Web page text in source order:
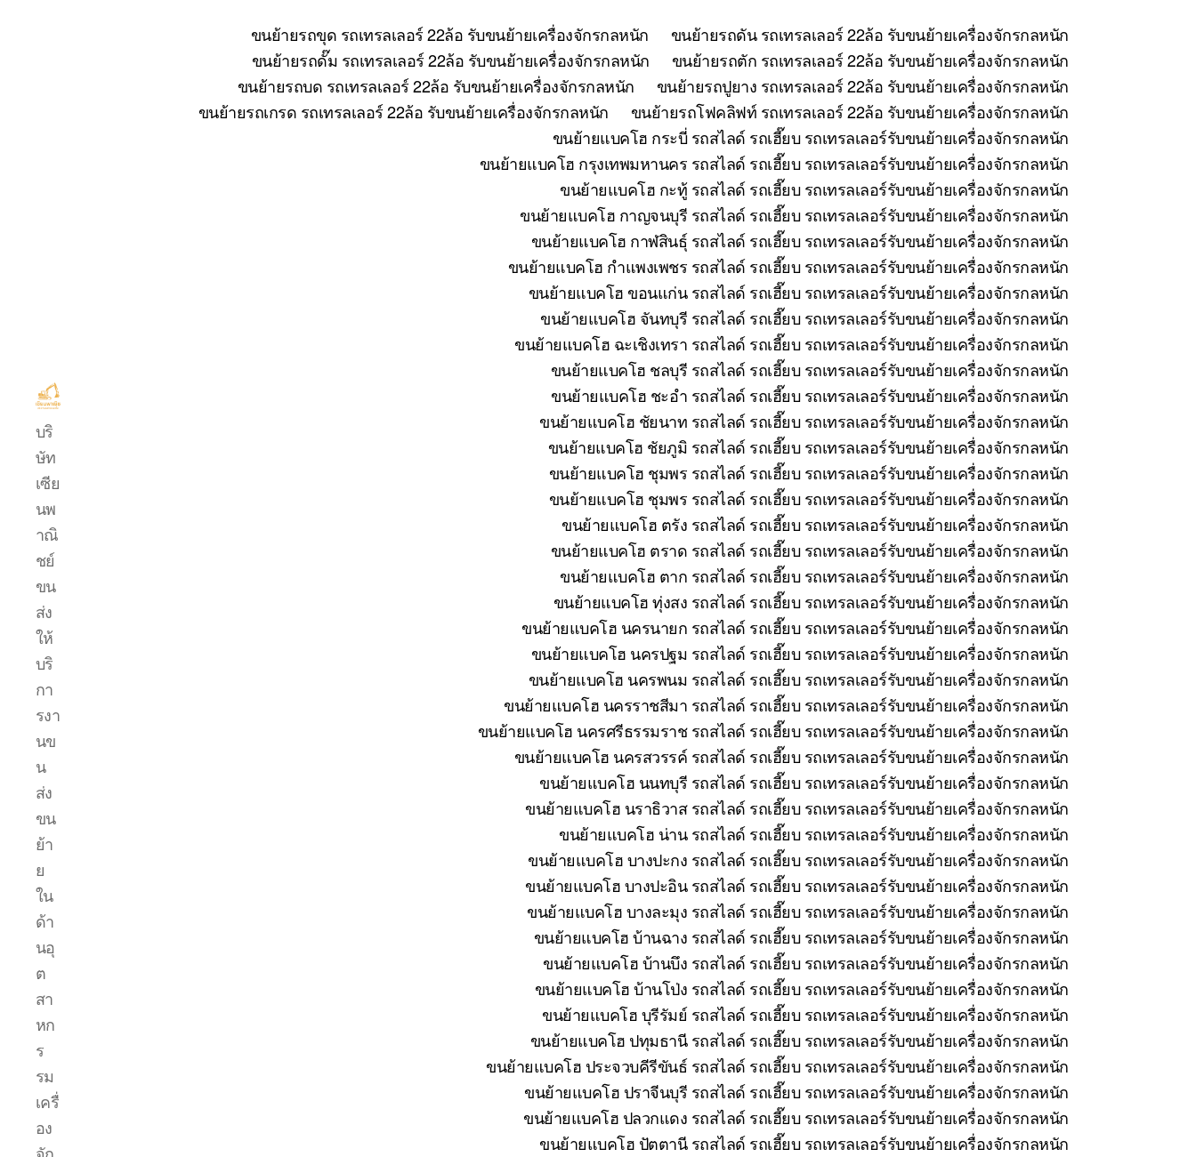
บริการ
ขน
ย้าย
รถ
แบค
โฮ.com
บริ
ษัท
เซีย
นพ
าณิ
ชย์
ขน
ส่ง
ให้
บริ
กา
รงา
นข
น
ส่ง
ขน
ย้า
ย
ใน
ด้า
นอุ
ต
สา
หก
ร
รม
เครื่
อง
จัก
ขนย้ายรถขุด รถเทรลเลอร์ 22ล้อ รับขนย้ายเครื่องจักรกลหนัก
ขนย้ายรถดัน รถเทรลเลอร์ 22ล้อ รับขนย้ายเครื่องจักรกลหนัก
ขนย้ายรถดั๊ม รถเทรลเลอร์ 22ล้อ รับขนย้ายเครื่องจักรกลหนัก
ขนย้ายรถตัก รถเทรลเลอร์ 22ล้อ รับขนย้ายเครื่องจักรกลหนัก
ขนย้ายรถบด รถเทรลเลอร์ 22ล้อ รับขนย้ายเครื่องจักรกลหนัก
ขนย้ายรถปูยาง รถเทรลเลอร์ 22ล้อ รับขนย้ายเครื่องจักรกลหนัก
ขนย้ายรถเกรด รถเทรลเลอร์ 22ล้อ รับขนย้ายเครื่องจักรกลหนัก
ขนย้ายรถโฟคลิฟท์ รถเทรลเลอร์ 22ล้อ รับขนย้ายเครื่องจักรกลหนัก
ขนย้ายแบคโฮ กระบี่ รถสไลด์ รถเฮี๊ยบ รถเทรลเลอร์รับขนย้ายเครื่องจักรกลหนัก
ขนย้ายแบคโฮ กรุงเทพมหานคร รถสไลด์ รถเฮี๊ยบ รถเทรลเลอร์รับขนย้ายเครื่องจักรกลหนัก
ขนย้ายแบคโฮ กะทู้ รถสไลด์ รถเฮี๊ยบ รถเทรลเลอร์รับขนย้ายเครื่องจักรกลหนัก
ขนย้ายแบคโฮ กาญจนบุรี รถสไลด์ รถเฮี๊ยบ รถเทรลเลอร์รับขนย้ายเครื่องจักรกลหนัก
ขนย้ายแบคโฮ กาฬสินธุ์ รถสไลด์ รถเฮี๊ยบ รถเทรลเลอร์รับขนย้ายเครื่องจักรกลหนัก
ขนย้ายแบคโฮ กำแพงเพชร รถสไลด์ รถเฮี๊ยบ รถเทรลเลอร์รับขนย้ายเครื่องจักรกลหนัก
ขนย้ายแบคโฮ ขอนแก่น รถสไลด์ รถเฮี๊ยบ รถเทรลเลอร์รับขนย้ายเครื่องจักรกลหนัก
ขนย้ายแบคโฮ จันทบุรี รถสไลด์ รถเฮี๊ยบ รถเทรลเลอร์รับขนย้ายเครื่องจักรกลหนัก
ขนย้ายแบคโฮ ฉะเชิงเทรา รถสไลด์ รถเฮี๊ยบ รถเทรลเลอร์รับขนย้ายเครื่องจักรกลหนัก
ขนย้ายแบคโฮ ชลบุรี รถสไลด์ รถเฮี๊ยบ รถเทรลเลอร์รับขนย้ายเครื่องจักรกลหนัก
ขนย้ายแบคโฮ ชะอำ รถสไลด์ รถเฮี๊ยบ รถเทรลเลอร์รับขนย้ายเครื่องจักรกลหนัก
ขนย้ายแบคโฮ ชัยนาท รถสไลด์ รถเฮี๊ยบ รถเทรลเลอร์รับขนย้ายเครื่องจักรกลหนัก
ขนย้ายแบคโฮ ชัยภูมิ รถสไลด์ รถเฮี๊ยบ รถเทรลเลอร์รับขนย้ายเครื่องจักรกลหนัก
ขนย้ายแบคโฮ ชุมพร รถสไลด์ รถเฮี๊ยบ รถเทรลเลอร์รับขนย้ายเครื่องจักรกลหนัก
ขนย้ายแบคโฮ ชุมพร รถสไลด์ รถเฮี๊ยบ รถเทรลเลอร์รับขนย้ายเครื่องจักรกลหนัก
ขนย้ายแบคโฮ ตรัง รถสไลด์ รถเฮี๊ยบ รถเทรลเลอร์รับขนย้ายเครื่องจักรกลหนัก
ขนย้ายแบคโฮ ตราด รถสไลด์ รถเฮี๊ยบ รถเทรลเลอร์รับขนย้ายเครื่องจักรกลหนัก
ขนย้ายแบคโฮ ตาก รถสไลด์ รถเฮี๊ยบ รถเทรลเลอร์รับขนย้ายเครื่องจักรกลหนัก
ขนย้ายแบคโฮ ทุ่งสง รถสไลด์ รถเฮี๊ยบ รถเทรลเลอร์รับขนย้ายเครื่องจักรกลหนัก
ขนย้ายแบคโฮ นครนายก รถสไลด์ รถเฮี๊ยบ รถเทรลเลอร์รับขนย้ายเครื่องจักรกลหนัก
ขนย้ายแบคโฮ นครปฐม รถสไลด์ รถเฮี๊ยบ รถเทรลเลอร์รับขนย้ายเครื่องจักรกลหนัก
ขนย้ายแบคโฮ นครพนม รถสไลด์ รถเฮี๊ยบ รถเทรลเลอร์รับขนย้ายเครื่องจักรกลหนัก
ขนย้ายแบคโฮ นครราชสีมา รถสไลด์ รถเฮี๊ยบ รถเทรลเลอร์รับขนย้ายเครื่องจักรกลหนัก
ขนย้ายแบคโฮ นครศรีธรรมราช รถสไลด์ รถเฮี๊ยบ รถเทรลเลอร์รับขนย้ายเครื่องจักรกลหนัก
ขนย้ายแบคโฮ นครสวรรค์ รถสไลด์ รถเฮี๊ยบ รถเทรลเลอร์รับขนย้ายเครื่องจักรกลหนัก
ขนย้ายแบคโฮ นนทบุรี รถสไลด์ รถเฮี๊ยบ รถเทรลเลอร์รับขนย้ายเครื่องจักรกลหนัก
ขนย้ายแบคโฮ นราธิวาส รถสไลด์ รถเฮี๊ยบ รถเทรลเลอร์รับขนย้ายเครื่องจักรกลหนัก
ขนย้ายแบคโฮ น่าน รถสไลด์ รถเฮี๊ยบ รถเทรลเลอร์รับขนย้ายเครื่องจักรกลหนัก
ขนย้ายแบคโฮ บางปะกง รถสไลด์ รถเฮี๊ยบ รถเทรลเลอร์รับขนย้ายเครื่องจักรกลหนัก
ขนย้ายแบคโฮ บางปะอิน รถสไลด์ รถเฮี๊ยบ รถเทรลเลอร์รับขนย้ายเครื่องจักรกลหนัก
ขนย้ายแบคโฮ บางละมุง รถสไลด์ รถเฮี๊ยบ รถเทรลเลอร์รับขนย้ายเครื่องจักรกลหนัก
ขนย้ายแบคโฮ บ้านฉาง รถสไลด์ รถเฮี๊ยบ รถเทรลเลอร์รับขนย้ายเครื่องจักรกลหนัก
ขนย้ายแบคโฮ บ้านบึง รถสไลด์ รถเฮี๊ยบ รถเทรลเลอร์รับขนย้ายเครื่องจักรกลหนัก
ขนย้ายแบคโฮ บ้านโป่ง รถสไลด์ รถเฮี๊ยบ รถเทรลเลอร์รับขนย้ายเครื่องจักรกลหนัก
ขนย้ายแบคโฮ บุรีรัมย์ รถสไลด์ รถเฮี๊ยบ รถเทรลเลอร์รับขนย้ายเครื่องจักรกลหนัก
ขนย้ายแบคโฮ ปทุมธานี รถสไลด์ รถเฮี๊ยบ รถเทรลเลอร์รับขนย้ายเครื่องจักรกลหนัก
ขนย้ายแบคโฮ ประจวบคีรีขันธ์ รถสไลด์ รถเฮี๊ยบ รถเทรลเลอร์รับขนย้ายเครื่องจักรกลหนัก
ขนย้ายแบคโฮ ปราจีนบุรี รถสไลด์ รถเฮี๊ยบ รถเทรลเลอร์รับขนย้ายเครื่องจักรกลหนัก
ขนย้ายแบคโฮ ปลวกแดง รถสไลด์ รถเฮี๊ยบ รถเทรลเลอร์รับขนย้ายเครื่องจักรกลหนัก
ขนย้ายแบคโฮ ปัตตานี รถสไลด์ รถเฮี๊ยบ รถเทรลเลอร์รับขนย้ายเครื่องจักรกลหนัก